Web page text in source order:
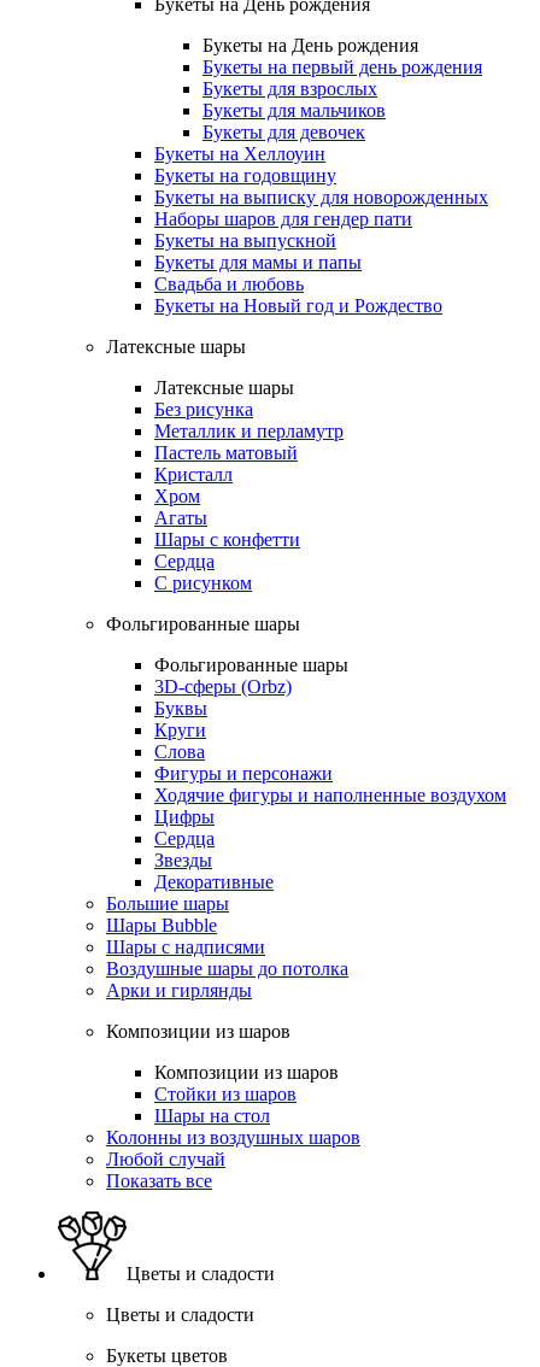
Букеты на День рождения
Букеты на первый день рождения
Букеты для взрослых
Букеты для мальчиков
Букеты для девочек
Букеты на Хеллоуин
Букеты на годовщину
Букеты на выписку для новорожденных
Наборы шаров для гендер пати
Букеты на выпускной
Букеты для мамы и папы
Свадьба и любовь
Букеты на Новый год и Рождество
Латексные шары
Латексные шары
Без рисунка
Металлик и перламутр
Пастель матовый
Кристалл
Хром
Агаты
Шары с конфетти
Сердца
С рисунком
Фольгированные шары
Фольгированные шары
3D-сферы (Orbz)
Буквы
Круги
Слова
Фигуры и персонажи
Ходячие фигуры и наполненные воздухом
Цифры
Сердца
Звезды
Декоративные
Большие шары
Шары Bubble
Шары с надписями
Воздушные шары до потолка
Арки и гирлянды
Композиции из шаров
Композиции из шаров
Стойки из шаров
Шары на стол
Колонны из воздушных шаров
Любой случай
Показать все
Цветы и сладости
Цветы и сладости
Букеты цветов